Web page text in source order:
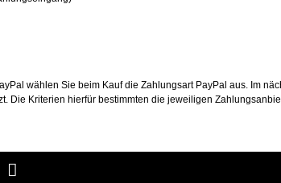
wählen Sie beim Kauf die Zahlungsart PayPal aus. Im
Die Kriterien hierfür bestimmten die jeweiligen